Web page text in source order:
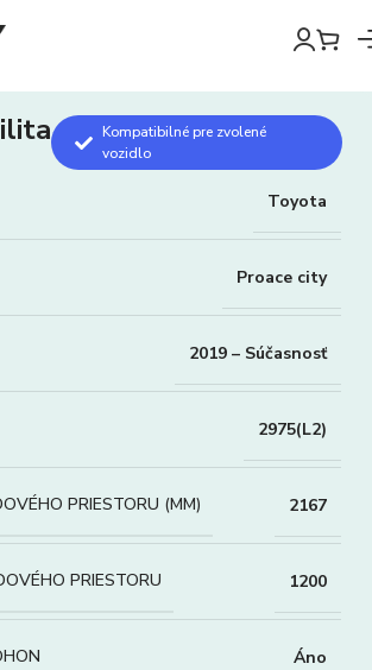
Kompatibilné pre zvolené
vozidlo
Toyota
Proace city
2019 – Súčasnosť
2975(L2)
PRIESTORU (MM) 2167
PRIESTORU 1200
Áno